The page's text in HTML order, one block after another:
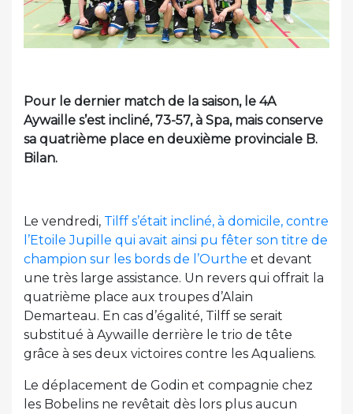
Pour le dernier match de la saison, le 4A
Aywaille s’est incliné, 73-57, à Spa, mais conserve
sa quatrième place en deuxième provinciale B.
Bilan.
Le vendredi, Tilff s’était incliné, à domicile, contre
l’Etoile Jupille qui avait ainsi pu fêter son titre de
champion sur les bords de l’Ourthe et devant
une très large assistance. Un revers qui offrait la
quatrième place aux troupes d’Alain
Demarteau. En cas d’égalité, Tilff se serait
substitué à Aywaille derrière le trio de tête
grâce à ses deux victoires contre les Aqualiens.
Le déplacement de Godin et compagnie chez
les Bobelins ne revêtait dès lors plus aucun